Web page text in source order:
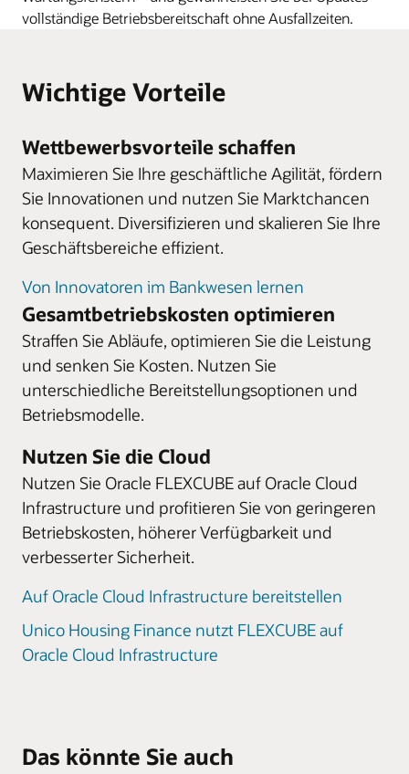
vollständige Betriebsbereitschaft ohne Ausfallzeiten.
Wichtige Vorteile
Wettbewerbsvorteile schaffen
Maximieren Sie Ihre geschäftliche Agilität, fördern
Sie Innovationen und nutzen Sie Marktchancen
konsequent. Diversifizieren und skalieren Sie Ihre
Geschäftsbereiche effizient.
Von Innovatoren im Bankwesen lernen
Gesamtbetriebskosten optimieren
Straffen Sie Abläufe, optimieren Sie die Leistung
und senken Sie Kosten. Nutzen Sie
unterschiedliche Bereitstellungsoptionen und
Betriebsmodelle.
Nutzen Sie die Cloud
Nutzen Sie Oracle FLEXCUBE auf Oracle Cloud
Infrastructure und profitieren Sie von geringeren
Betriebskosten, höherer Verfügbarkeit und
verbesserter Sicherheit.
Auf Oracle Cloud Infrastructure bereitstellen
Unico Housing Finance nutzt FLEXCUBE auf
Oracle Cloud Infrastructure
Das könnte Sie auch